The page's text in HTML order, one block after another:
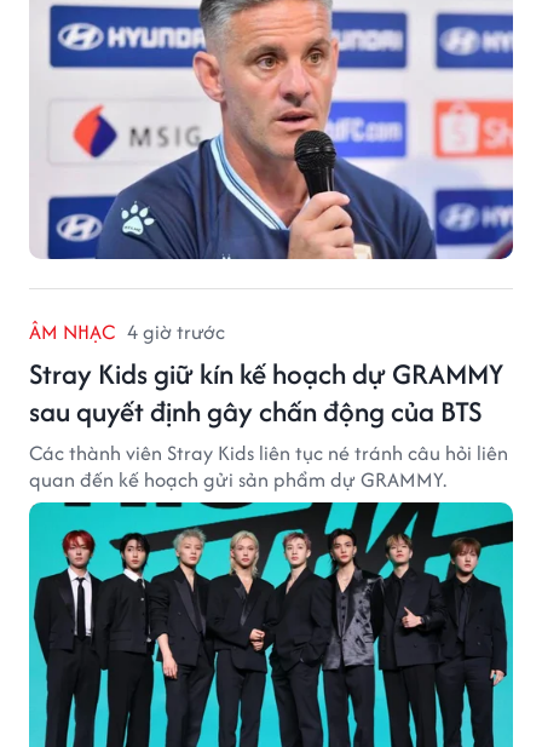
ÂM NHẠC 4 giờ trước
Stray Kids giữ kín kế hoạch dự GRAMMY
sau quyết định gây chấn động của BTS
Các thành viên Stray Kids liên tục né tránh câu hỏi liên
quan đến kế hoạch gửi sản phẩm dự GRAMMY.